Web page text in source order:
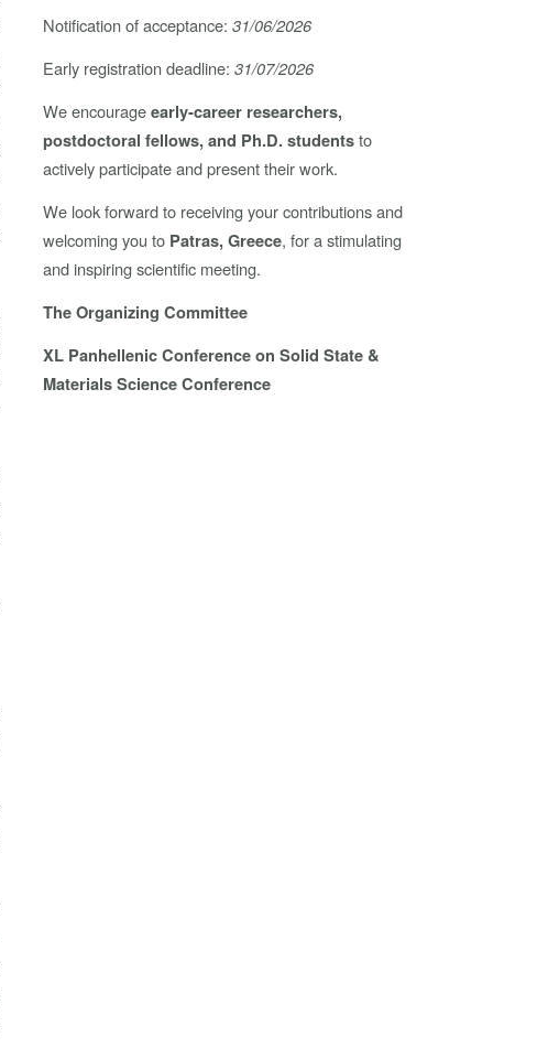
Notification of acceptance:31/06/2026
Early registration deadline:31/07/2026
We encourageearly-career researchers,
postdoctoral fellows, and Ph.D. studentsto
actively participate and present their work.
We look forward to receiving your contributions and
welcoming you to Patras, Greece, for a stimulating
and inspiring scientific meeting.
The Organizing Committee
XL Panhellenic Conference on Solid State &
Materials Science Conference